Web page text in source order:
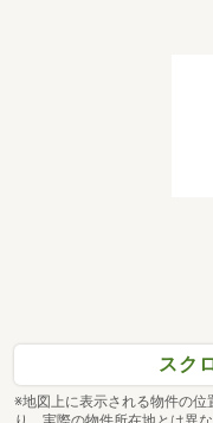
スク
※地図上に表示される物件の